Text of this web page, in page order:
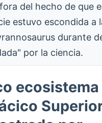
del hecho de que
estuvo escondida a
durante
por la ciencia.
ecosistema